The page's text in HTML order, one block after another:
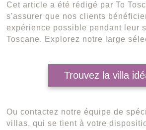
Cet article a été rédigé par To
s'assurer que nos clients
expérience possible pendant leur
Toscane. Explorez notre large
Trouvez la villa
Ou contactez notre équipe de
villas, qui se tient à votre